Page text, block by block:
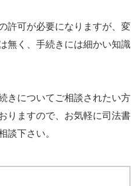
許可が必要になりますが、変
無く、手続きには細かい知識
きについてご相談されたい方
りますので、お気軽に司法書
談下さい。